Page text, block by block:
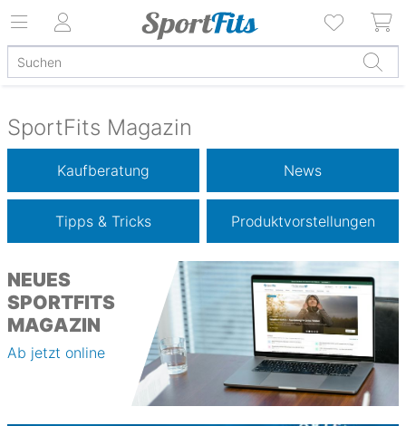
SportFits Magazin
Kaufberatung News
Tipps & Tricks Produktvorstellungen
NEUES
SPORTFITS
MAGAZIN
Ab jetzt online